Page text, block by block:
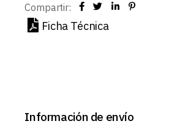
Compartir:
Ficha Técnica
Información de envío